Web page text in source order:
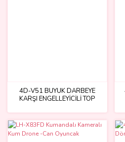
4D-V51 BÜYÜK DARBEYE
KARŞI ENGELLEYİCİLİ TOP